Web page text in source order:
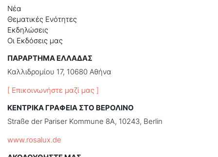
Νέα
Θεματικές Ενότητες
Εκδηλώσεις
Οι Εκδόσεις μας
ΠΑΡΑΡΤΗΜΑ ΕΛΛΑΔΑΣ
Καλλιδρομίου 17, 10680 Αθήνα
[ Επικοινωνήστε μαζί μας ]
ΚΕΝΤΡΙΚΑ ΓΡΑΦΕΙΑ ΣΤΟ ΒΕΡΟΛΙΝΟ
Straße der Pariser Kommune 8A, 10243, Berlin
www.rosalux.de